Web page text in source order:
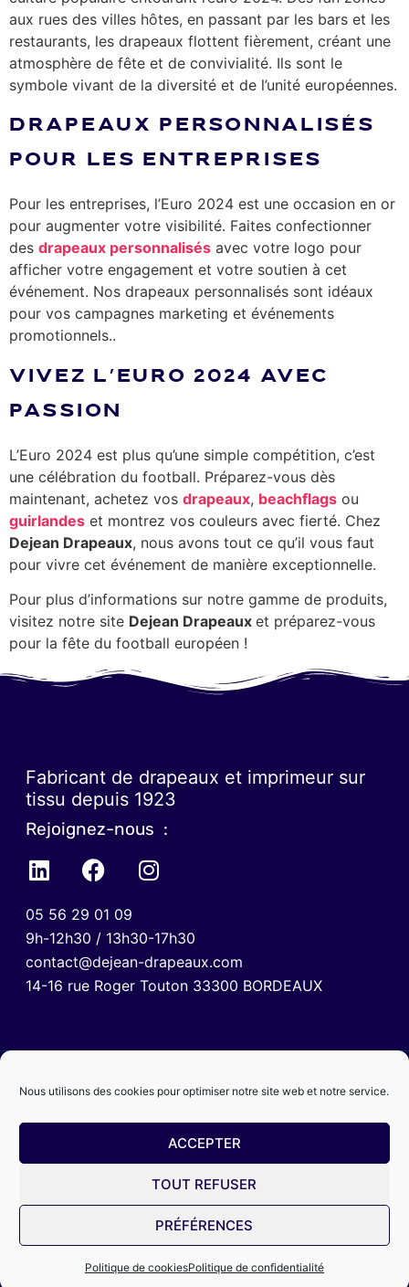
Nous utilisons des cookies pour optimiser notre site web et notre service.
ACCEPTER
TOUT REFUSER
PRÉFÉRENCES
Politique de cookiesPolitique de confidentialité
aux rues des villes hôtes, en passant par les bars et les
restaurants, les drapeaux flottent fièrement, créant une
atmosphère de fête et de convivialité. Ils sont le
symbole vivant de la diversité et de l’unité européennes.
DRAPEAUX PERSONNALISÉS
POUR LES ENTREPRISES
Pour les entreprises, l’Euro 2024 est une occasion en or
pour augmenter votre visibilité. Faites confectionner
des drapeaux personnalisés avec votre logo pour
afficher votre engagement et votre soutien à cet
événement. Nos drapeaux personnalisés sont idéaux
pour vos campagnes marketing et événements
promotionnels..
VIVEZ L’EURO 2024 AVEC
PASSION
L’Euro 2024 est plus qu’une simple compétition, c’est
une célébration du football. Préparez-vous dès
maintenant, achetez vos drapeaux, beachflags ou
guirlandes et montrez vos couleurs avec fierté. Chez
Dejean Drapeaux, nous avons tout ce qu’il vous faut
pour vivre cet événement de manière exceptionnelle.
Pour plus d’informations sur notre gamme de produits,
visitez notre site Dejean Drapeaux et préparez-vous
pour la fête du football européen !
Fabricant de drapeaux et imprimeur sur
tissu depuis 1923
Rejoignez-nous :
05 56 29 01 09
9h-12h30 / 13h30-17h30
contact@dejean-drapeaux.com
14-16 rue Roger Touton 33300 BORDEAUX
Mentions légalesPolitique de confidentialitéCGV
© 2024 Dejean Drapeaux